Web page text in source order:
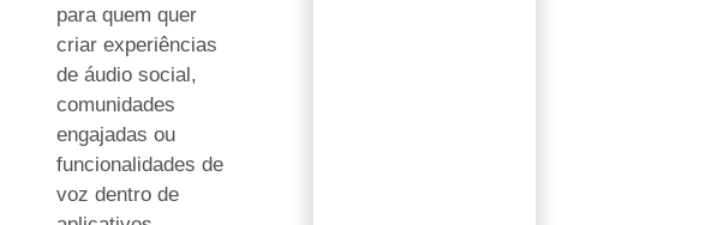
para quem quer
criar experiências
de áudio social,
comunidades
engajadas ou
funcionalidades de
voz dentro de